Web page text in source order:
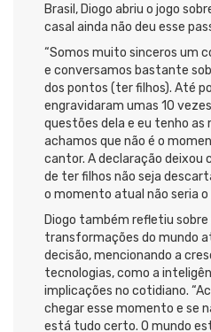
Brasil, Diogo abriu o jogo
casal ainda não deu esse
“Somos muito sinceros um
e conversamos bastante
dos pontos (ter filhos). Até
engravidaram umas 10
questões dela e eu tenho as
achamos que não é o
cantor. A declaração deixou
de ter filhos não seja
o momento atual não seria o
Diogo também refletiu sobre
transformações do mundo
decisão, mencionando a
tecnologias, como a
implicações no cotidiano.
chegar esse momento e se
está tudo certo. O mundo